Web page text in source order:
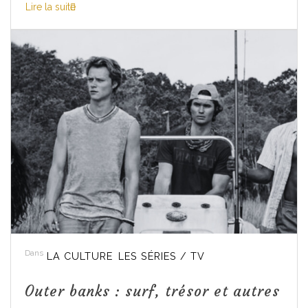
Lire la suite
Dans LA CULTURE LES SÉRIES / TV
Outer banks : surf, trésor et autres